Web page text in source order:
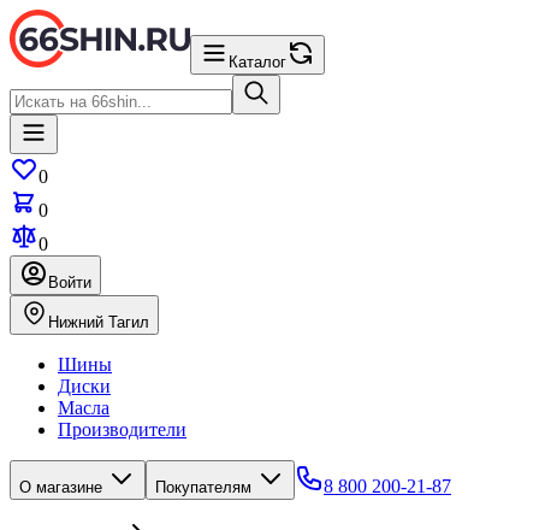
Каталог
0
0
0
Войти
Нижний Тагил
Шины
Диски
Масла
Производители
О магазине Покупателям 8 800 200-21-87